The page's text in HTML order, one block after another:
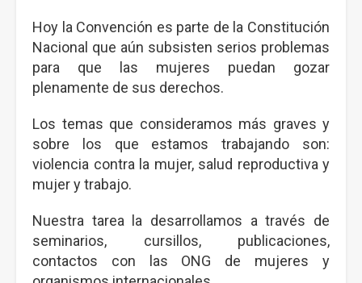
Hoy la Convención es parte de la Constitución
Nacional que aún subsisten serios problemas
para que las mujeres puedan gozar
plenamente de sus derechos.
Los temas que consideramos más graves y
sobre los que estamos trabajando son:
violencia contra la mujer, salud reproductiva y
mujer y trabajo.
Nuestra tarea la desarrollamos a través de
seminarios, cursillos, publicaciones,
contactos con las ONG de mujeres y